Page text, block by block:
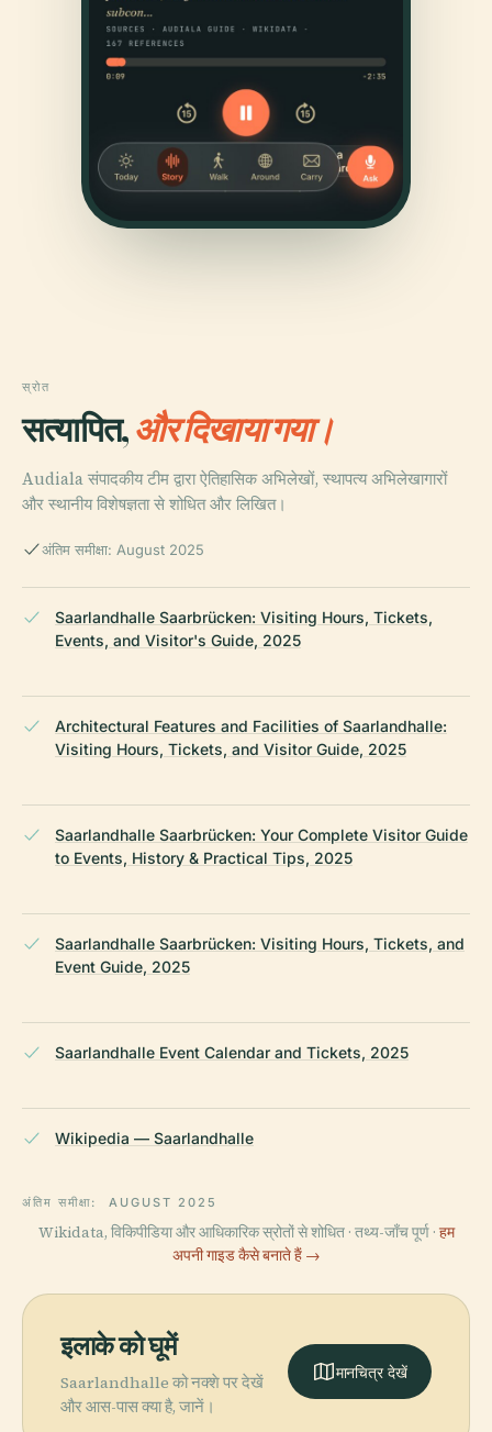
स्रोत
सत्यापित,और दिखाया गया।
Audiala संपादकीय टीम द्वारा ऐतिहासिक अभिलेखों, स्थापत्य अभिलेखागारों
और स्थानीय विशेषज्ञता से शोधित और लिखित।
अंतिम समीक्षा: August 2025
Saarlandhalle Saarbrücken: Visiting Hours, Tickets,
Events, and Visitor's Guide, 2025
Architectural Features and Facilities of Saarlandhalle:
Visiting Hours, Tickets, and Visitor Guide, 2025
Saarlandhalle Saarbrücken: Your Complete Visitor Guide
to Events, History & Practical Tips, 2025
Saarlandhalle Saarbrücken: Visiting Hours, Tickets, and
Event Guide, 2025
Saarlandhalle Event Calendar and Tickets, 2025
Wikipedia — Saarlandhalle
अंतिम समीक्षा: AUGUST 2025
Wikidata, विकिपीडिया और आधिकारिक स्रोतों से शोधित · तथ्य-जाँच पूर्ण · हम
अपनी गाइड कैसे बनाते हैं →
इलाके को घूमें
Saarlandhalle को नक्शे पर देखें
और आस-पास क्या है, जानें।
मानचित्र देखें